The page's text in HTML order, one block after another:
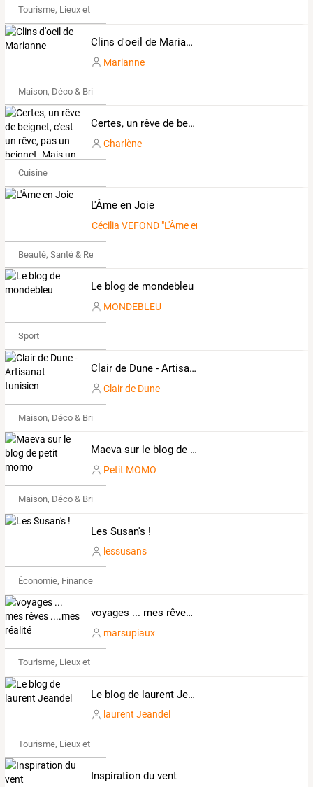
Tourisme, Lieux et Événements
Clins d'oeil de Marianne
Marianne
Maison, Déco & Bricolage
Certes, un rêve de beignet, c'est un rêve, pas un beignet. Mais un rêve de voyage, c'est déjà un voyage.
Charlène
Cuisine
L'Âme en Joie
Cécilia VEFOND "L'Âme en Joie"
Beauté, Santé & Remise en forme
Le blog de mondebleu
MONDEBLEU
Sport
Clair de Dune - Artisanat tunisien
Clair de Dune
Maison, Déco & Bricolage
Maeva sur le blog de petit momo
Petit MOMO
Maison, Déco & Bricolage
Les Susan's !
lessusans
Économie, Finance & Droit
voyages ... mes rêves ....mes réalité
marsupiaux
Tourisme, Lieux et Événements
Le blog de laurent Jeandel
laurent Jeandel
Tourisme, Lieux et Événements
Inspiration du vent